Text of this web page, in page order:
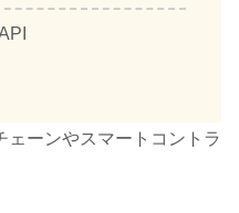
ェーンやスマートコントラ